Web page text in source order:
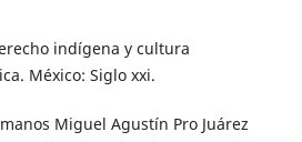
indígena y cultura
México: Siglo xxi.
Miguel Agustín Pro Juárez